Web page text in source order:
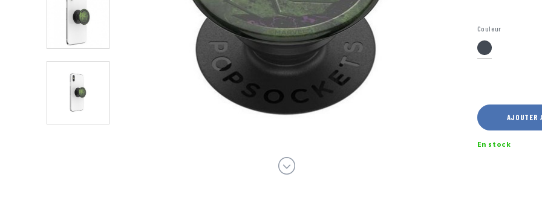
Couleur
Noir
AJOUTER
En stock